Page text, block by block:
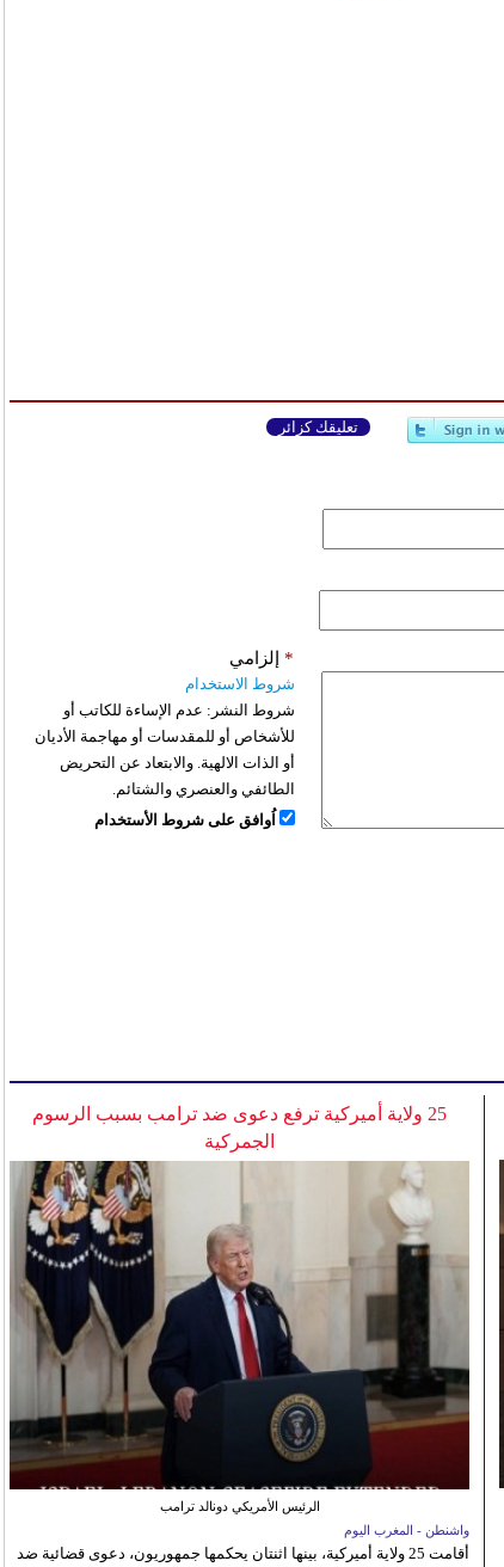
تعليقك كزائر
إلزامي *
شروط الاستخدام
شروط النشر: عدم الإساءة للكاتب أو
للأشخاص أو للمقدسات أو مهاجمة الأديان
أو الذات الالهية. والابتعاد عن التحريض
الطائفي والعنصري والشتائم.
اُوافق على شروط الأستخدام
25 ولاية أميركية ترفع دعوى ضد ترامب بسبب الرسوم
الجمركية
الرئيس الأمريكي دونالد ترامب
واشنطن - المغرب اليوم
أقامت 25 ولاية أميركية، بينها اثنتان يحكمها جمهوريون، دعوى قضائية ضد